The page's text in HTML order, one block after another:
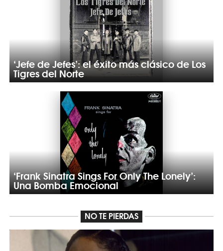
‘Jefe de Jefes’: el éxito más clásico de Los
Tigres del Norte
‘Frank Sinatra Sings For Only The Lonely’:
Una Bomba Emocional
NO TE PIERDAS